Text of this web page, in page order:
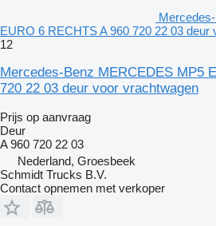
EURO 6 RECHTS A 960 720 22 03 deur
12
Mercedes-Benz MERCEDES MP5
720 22 03 deur voor vrachtwagen
Prijs op aanvraag
Deur
A 960 720 22 03
Nederland, Groesbeek
Schmidt Trucks B.V.
Contact opnemen met verkoper